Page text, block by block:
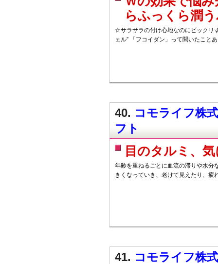
らふっくら潤
☆サラサラの付け心地なのにビックリ
ェル” 「フコイダン」って聞いたこと
40. コモライフ株
フト
目のタルミ、
年齢を重ねるごとに血流の滞りや水分
きくなっていき、老けて見えたり、疲
41. コモライフ株